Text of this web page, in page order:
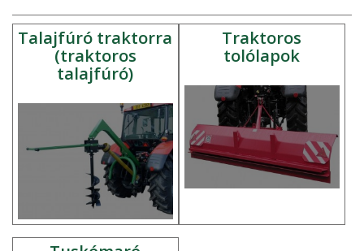
Talajfúró traktorra
(traktoros
talajfúró)
Traktoros
tolólapok